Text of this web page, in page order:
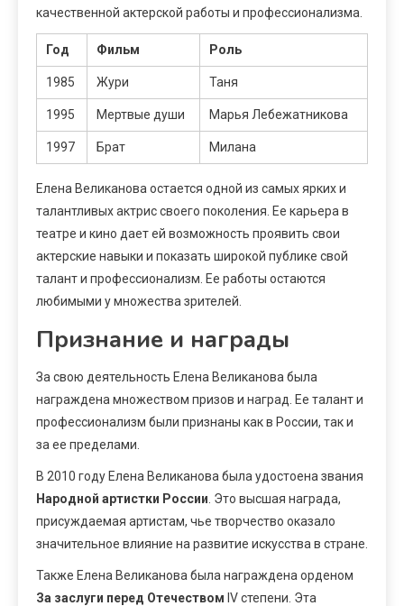
качественной актерской работы и профессионализма.
Год Фильм Роль
1985 Жури Таня
1995 Мертвые души Марья Лебежатникова
1997 Брат Милана
Елена Великанова остается одной из самых ярких и
талантливых актрис своего поколения. Ее карьера в
театре и кино дает ей возможность проявить свои
актерские навыки и показать широкой публике свой
талант и профессионализм. Ее работы остаются
любимыми у множества зрителей.
Признание и награды
За свою деятельность Елена Великанова была
награждена множеством призов и наград. Ее талант и
профессионализм были признаны как в России, так и
за ее пределами.
В 2010 году Елена Великанова была удостоена звания
Народной артистки России . Это высшая награда,
присуждаемая артистам, чье творчество оказало
значительное влияние на развитие искусства в стране.
Также Елена Великанова была награждена орденом
За заслуги перед Отечеством IV степени. Эта